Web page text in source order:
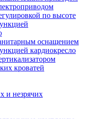
по высоте
оснащением
кардиокресло
кроватей
и незрячих